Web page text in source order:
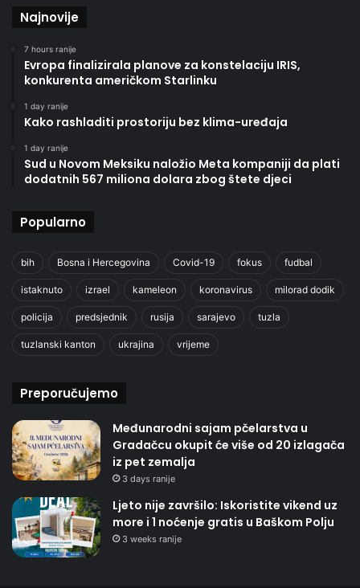
Najnovije
7 hours ranije
Evropa finalizirala planove za konstelaciju IRIS,
konkurenta američkom Starlinku
1 day ranije
Kako rashladiti prostoriju bez klima-uređaja
1 day ranije
Sud u Novom Meksiku naložio Meta kompaniji da plati
dodatnih 567 miliona dolara zbog štete djeci
Popularno
bih Bosna i Hercegovina Covid-19 fokus fudbal
istaknuto izrael kameleon koronavirus milorad dodik
policija predsjednik rusija sarajevo tuzla
tuzlanski kanton ukrajina vrijeme
Preporučujemo
Međunarodni sajam pčelarstva u
Gradačcu okupit će više od 20 izlagača
iz pet zemalja
3 days ranije
Ljeto nije završilo: Iskoristite vikend uz
more i 1 noćenje gratis u Baškom Polju
3 weeks ranije